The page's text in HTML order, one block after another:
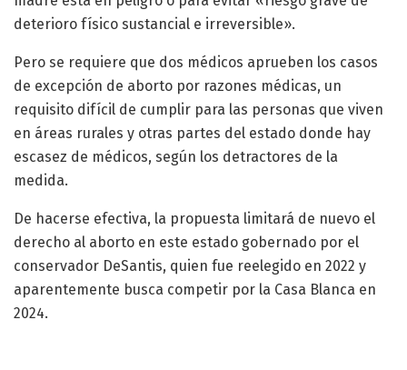
deterioro físico sustancial e irreversible».
Pero se requiere que dos médicos aprueben los casos
de excepción de aborto por razones médicas, un
requisito difícil de cumplir para las personas que viven
en áreas rurales y otras partes del estado donde hay
escasez de médicos, según los detractores de la
medida.
De hacerse efectiva, la propuesta limitará de nuevo el
derecho al aborto en este estado gobernado por el
conservador DeSantis, quien fue reelegido en 2022 y
aparentemente busca competir por la Casa Blanca en
2024.